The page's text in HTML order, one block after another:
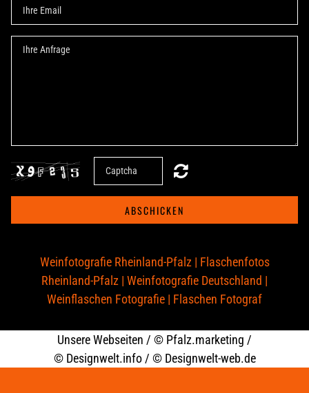
ABSCHICKEN
Weinfotografie Rheinland-Pfalz| Flaschenfotos
Rheinland-Pfalz | Weinfotografie Deutschland |
Weinflaschen Fotografie | Flaschen Fotograf
Unsere Webseiten / © Pfalz.marketing /
© Designwelt.info/ © Designwelt-web.de